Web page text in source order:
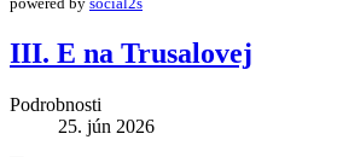
III. E na Trusalovej
Podrobnosti
25. jún 2026